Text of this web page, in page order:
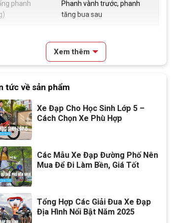
phanh
Phanh vành trước, phanh
tăng bua sau
Hợp kim nhôm
côn
1 Tầng
lượng xe 17kg
phù hợp 150cm-165cm
Xem thêm
tức về sản phẩm
Xe Đạp Cho Học Sinh Lớp 5 –
Cách Chọn Xe Phù Hợp
Các Mẫu Xe Đạp Đường Phố Nên
Mua Để Đi Làm Bền, Giá Tốt
Tổng Hợp Các Giải Đua Xe Đạp
Địa Hình Nổi Bật Năm 2025